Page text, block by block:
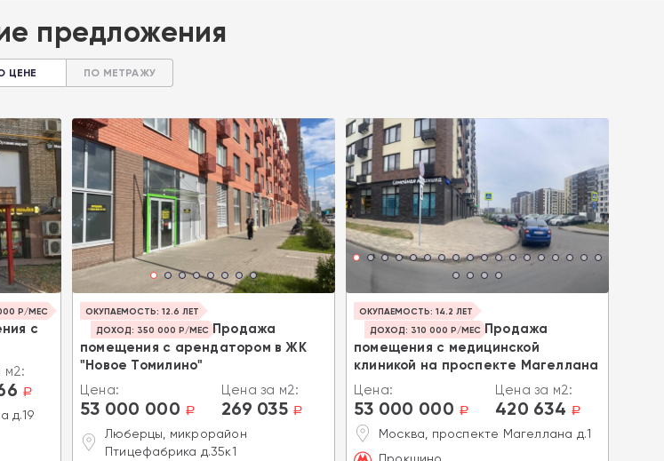
предложения
ЦЕНЕ ПО МЕТРАЖУ
Р/МЕС
с
м2:
a
д.19
ОКУПАЕМОСТЬ: 12.6 ЛЕТ
ДОХОД: 350 000 Р/МЕС Продажа
помещения с арендатором в ЖК
"Новое Томилино"
Цена:
53 000 000 a
Цена за м2:
269 035 a
Люберцы, микрорайон
Птицефабрика д.35к1
ОКУПАЕМОСТЬ: 14.2 ЛЕТ
ДОХОД: 310 000 Р/МЕС Продажа
помещения с медицинской
клиникой на проспекте Магеллана
Цена:
53 000 000 a
Цена за м2:
420 634 a
Москва, проспекте Магеллана д.1